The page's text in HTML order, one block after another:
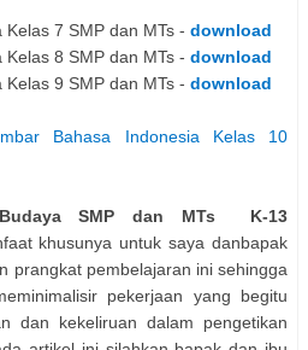
7 SMP dan MTs - download
8 SMP dan MTs - download
9 SMP dan MTs - download
Bahasa Indonesia Kelas 10
SMP dan MTs K-13
khusunya untuk saya danbapak
prangkat pembelajaran ini sehingga
pekerjaan yang begitu
dan kekeliruan dalam pengetikan